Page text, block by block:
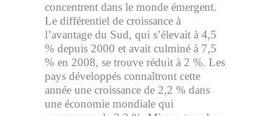
concentrent dans le monde émergent.
Le différentiel de croissance à
l’avantage du Sud, qui s’élevait à 4,5
% depuis 2000 et avait culminé à 7,5
% en 2008, se trouve réduit à 2 %. Les
pays développés connaîtront cette
année une croissance de 2,2 % dans
une économie mondiale qui